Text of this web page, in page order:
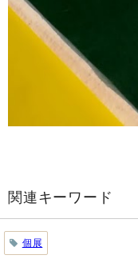
関連キーワード
個展